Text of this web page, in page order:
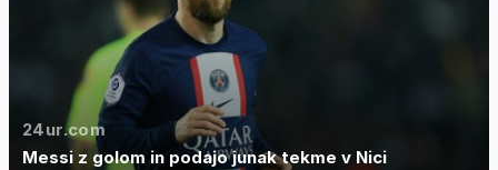
24ur.com
Messi z golom in podajo junak tekme v Nici